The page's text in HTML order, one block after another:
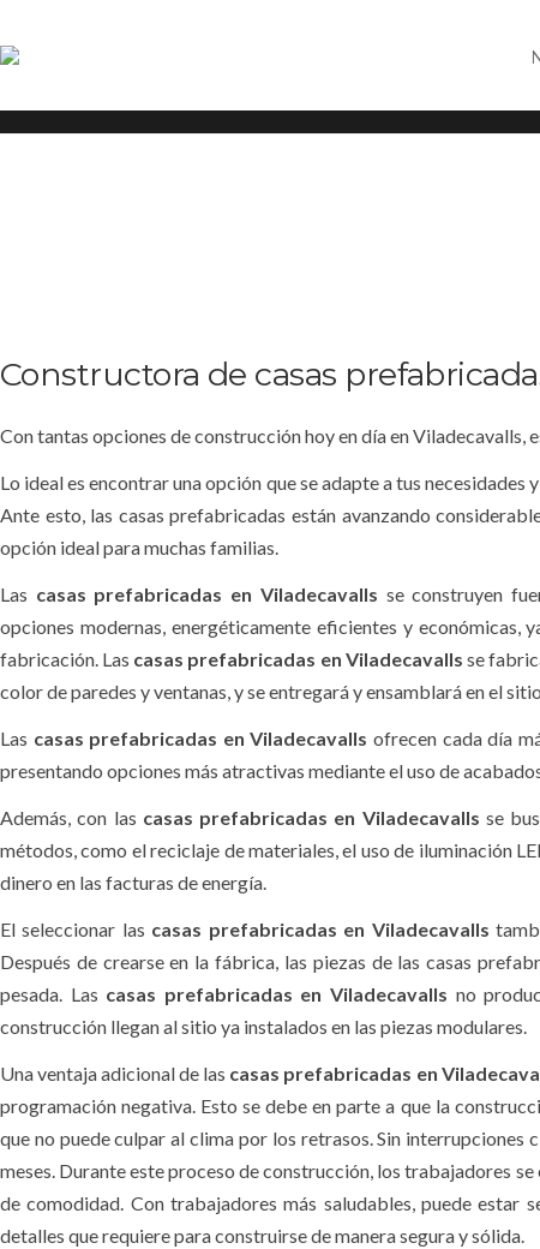
Casas prefabricadas Viladecavalls
Constructora de casas
Con tantas opciones de construcción hoy en día en Viladecavalls,
Lo ideal es encontrar una opción que se adapte a tus
Ante esto, las casas prefabricadas están avanzando
opción ideal para muchas familias.
Las casas prefabricadas en Viladecavalls se construyen
opciones modernas, energéticamente eficientes y económicas,
fabricación. Las casas prefabricadas en Viladecavalls se
color de paredes y ventanas, y se entregará y ensamblará en el
Las casas prefabricadas en Viladecavalls ofrecen cada día
presentando opciones más atractivas mediante el uso de
Además, con las casas prefabricadas en Viladecavalls se
métodos, como el reciclaje de materiales, el uso de iluminación
dinero en las facturas de energía.
El seleccionar las casas prefabricadas en Viladecavalls
Después de crearse en la fábrica, las piezas de las casas
pesada. Las casas prefabricadas en Viladecavalls no
construcción llegan al sitio ya instalados en las piezas modulares.
Una ventaja adicional de las casas prefabricadas en
programación negativa. Esto se debe en parte a que la
que no puede culpar al clima por los retrasos. Sin
meses. Durante este proceso de construcción, los trabajadores
de comodidad. Con trabajadores más saludables, puede
detalles que requiere para construirse de manera segura y sólida.